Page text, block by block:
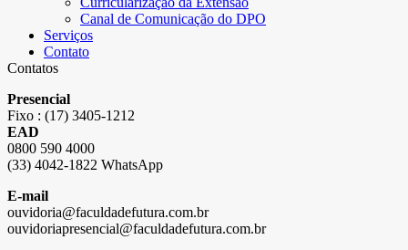
Canal de Comunicação do DPO
Serviços
Contato
Contatos
Presencial
Fixo : (17) 3405-1212
EAD
0800 590 4000
(33) 4042-1822 WhatsApp
E-mail
ouvidoria@faculdadefutura.com.br
ouvidoriapresencial@faculdadefutura.com.br